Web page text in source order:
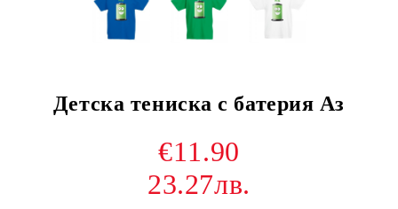
Детска тениска с батерия Аз
€11.90
23.27лв.